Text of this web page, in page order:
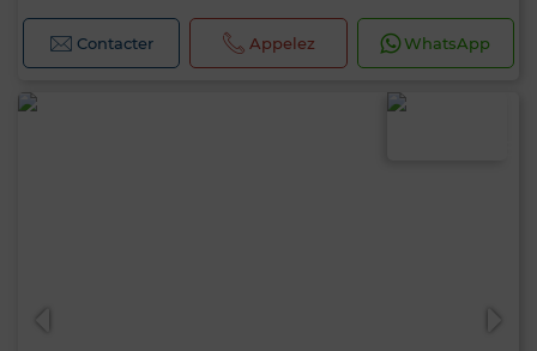
Contacter Appelez WhatsApp